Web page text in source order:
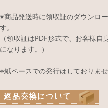
※商品発送時に領収証のダウンロ
す。
（領収証はPDF形式で、お客様
になります。）
※紙ベースでの発行はしておりませ